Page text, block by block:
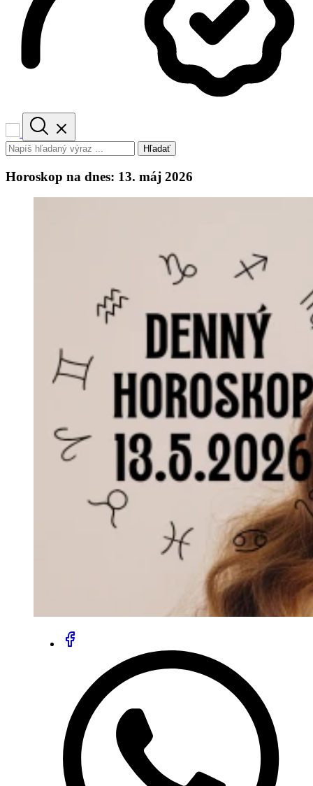
Hľadať
Horoskop na dnes: 13. máj 2026